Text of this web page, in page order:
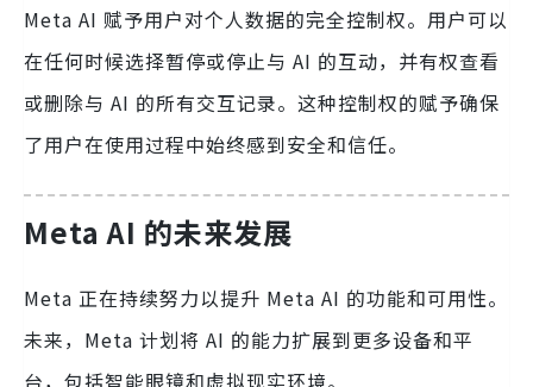
Meta AI 赋予用户对个人数据的完全控制权。用户可以
在任何时候选择暂停或停止与 AI 的互动，并有权查看
或删除与 AI 的所有交互记录。这种控制权的赋予确保
了用户在使用过程中始终感到安全和信任。
Meta AI 的未来发展
Meta 正在持续努力以提升 Meta AI 的功能和可用性。
未来，Meta 计划将 AI 的能力扩展到更多设备和平
台，包括智能眼镜和虚拟现实环境。